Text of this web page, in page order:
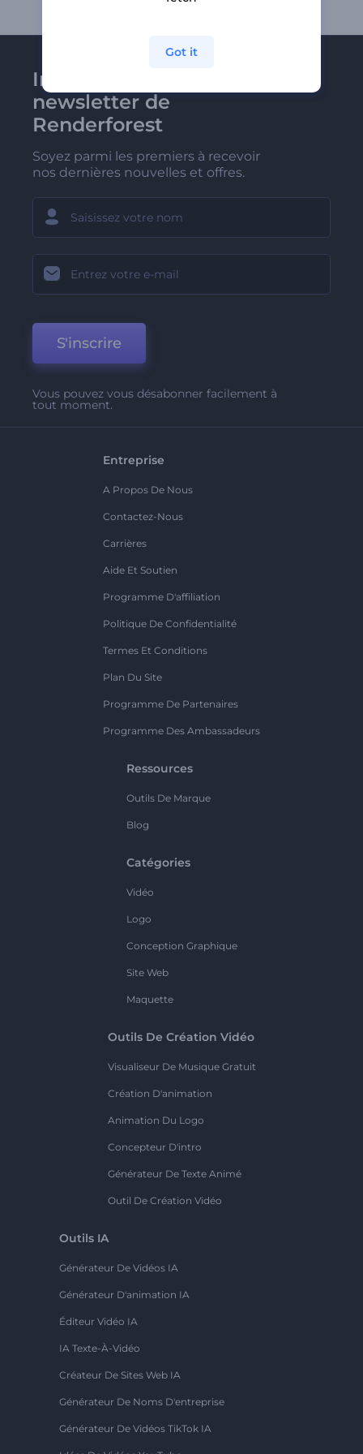
Inscrivez-vous à la
newsletter de
Renderforest
Soyez parmi les premiers à recevoir
nos dernières nouvelles et offres.
S'inscrire
Vous pouvez vous désabonner facilement à
tout moment.
Entreprise
A Propos De Nous
Contactez-Nous
Carrières
Aide Et Soutien
Programme D'affiliation
Politique De Confidentialité
Termes Et Conditions
Plan Du Site
Programme De Partenaires
Programme Des Ambassadeurs
Ressources
Outils De Marque
Blog
Catégories
Vidéo
Logo
Conception Graphique
Site Web
Maquette
Outils De Création Vidéo
Visualiseur De Musique Gratuit
Création D'animation
Animation Du Logo
Concepteur D'intro
Générateur De Texte Animé
Outil De Création Vidéo
Outils IA
Générateur De Vidéos IA
Générateur D'animation IA
Éditeur Vidéo IA
IA Texte-À-Vidéo
Créateur De Sites Web IA
Générateur De Noms D'entreprise
Générateur De Vidéos TikTok IA
Got it